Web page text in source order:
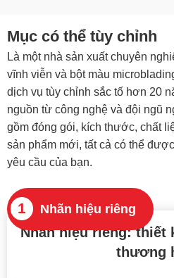
Mục có thể tùy chỉnh
Là một nhà sản xuất chuyên
vĩnh viễn và bột màu
dịch vụ tùy chỉnh sắc tố hơn 20
nguồn từ công nghệ và đội ngũ
gồm đóng gói, kích thước, chất
sản phẩm mới, tất cả có thể
yêu cầu của bạn.
1 Nhãn hiệu riêng
Nhãn hiệu riêng: thiết
thương